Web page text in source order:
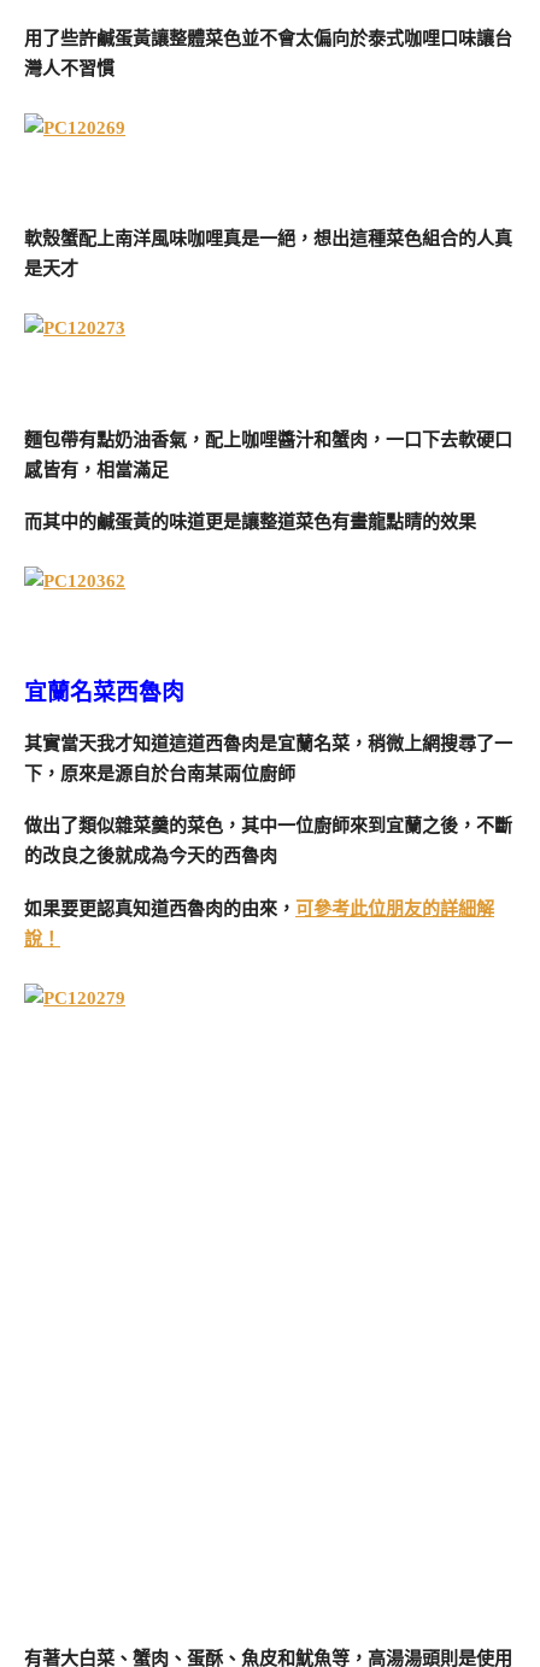
用了些許鹹蛋黃讓整體菜色並不會太偏向於泰式咖哩口味讓台
灣人不習慣
軟殼蟹配上南洋風味咖哩真是一絕，想出這種菜色組合的人真
是天才
麵包帶有點奶油香氣，配上咖哩醬汁和蟹肉，一口下去軟硬口
感皆有，相當滿足
而其中的鹹蛋黃的味道更是讓整道菜色有畫龍點睛的效果
宜蘭名菜西魯肉
其實當天我才知道這道西魯肉是宜蘭名菜，稍微上網搜尋了一
下，原來是源自於台南某兩位廚師
做出了類似雜菜羹的菜色，其中一位廚師來到宜蘭之後，不斷
的改良之後就成為今天的西魯肉
如果要更認真知道西魯肉的由來， 可參考此位朋友的詳細解
說！
有著大白菜、蟹肉、蛋酥、魚皮和魷魚等，高湯湯頭則是使用